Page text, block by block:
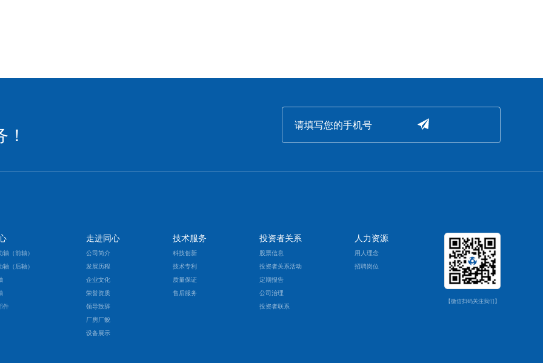
（前轴）
（后轴）
件
走进同心
公司简介
发展历程
企业文化
荣誉资质
领导致辞
厂房厂貌
设备展示
技术服务
科技创新
技术专利
质量保证
售后服务
投资者关系
股票信息
投资者关系活动
定期报告
公司治理
投资者联系
人力资源
用人理念
招聘岗位
【微信扫码关注我们】